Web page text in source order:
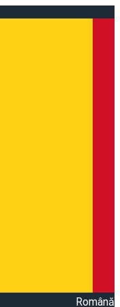
Română